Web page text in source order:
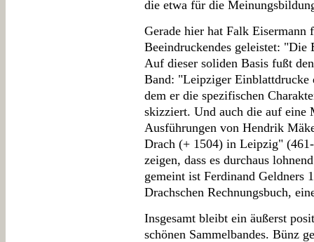
die etwa für die
Gerade hier hat Falk Eisermann
Beeindruckendes geleistet: "Die
Auf dieser soliden Basis fußt
Band: "Leipziger Einblattdrucke
dem er die spezifischen
skizziert. Und auch die auf eine
Ausführungen von Hendrik
Drach (+ 1504) in Leipzig"
zeigen, dass es durchaus
gemeint ist Ferdinand Geldners
Drachschen Rechnungsbuch,
Insgesamt bleibt ein äußerst
schönen Sammelbandes. Bünz